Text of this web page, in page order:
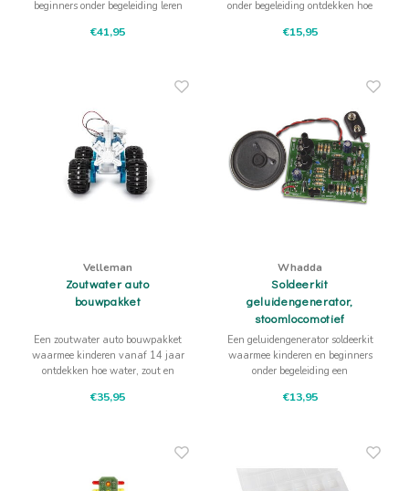
beginners onder begeleiding leren
Voor rustige eerste stappen in
€41,95
onder begeleiding ontdekken hoe
reageert. Eerst zorgvuldig
€15,95
Velleman
Zoutwater auto
bouwpakket
Een zoutwater auto bouwpakket
waarmee kinderen vanaf 14 jaar
ontdekken hoe water, zout en
maken. De terreinwagen rijdt
€35,95
Whadda
Soldeerkit
geluidengenerator,
stoomlocomotief
Een geluidengenerator soldeerkit
waarmee kinderen en beginners
onder begeleiding een
daarna beluisteren.
€13,95